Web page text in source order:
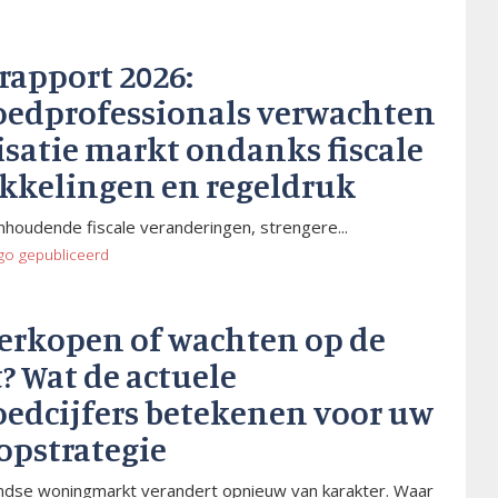
2026:
verwachten
markt ondanks fiscale
en regeldruk
fiscale veranderingen, strengere...
gepubliceerd
of wachten op de
Wat de actuele
betekenen voor uw
woningmarkt verandert opnieuw van karakter. Waar